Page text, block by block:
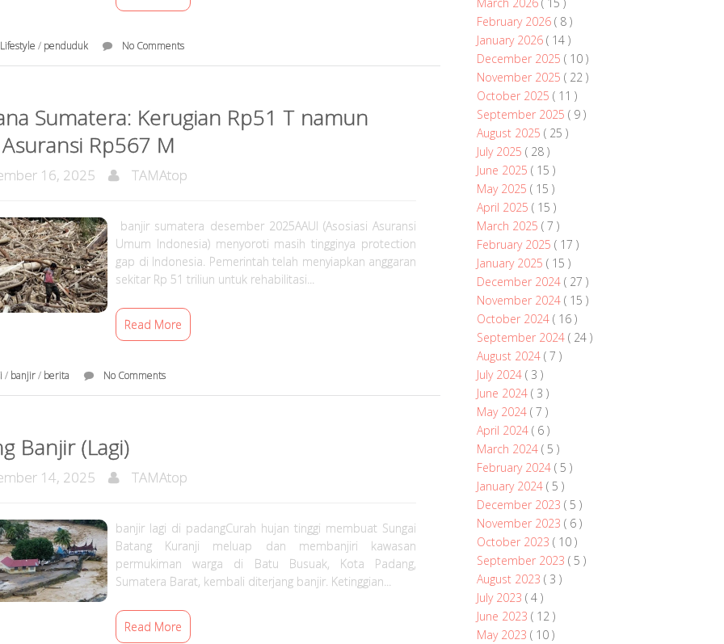
Lifestyle / penduduk No Comments
Sumatera: Kerugian Rp51 T namun
Rp567 M
16, 2025 TAMAtop
banjir sumatera desember 2025AAUI (Asosiasi Asuransi
Umum Indonesia) menyoroti masih tingginya protection
gap di Indonesia. Pemerintah telah menyiapkan anggaran
sekitar Rp 51 triliun untuk rehabilitasi...
Read More
/ banjir/ berita No Comments
Banjir (Lagi)
14, 2025 TAMAtop
banjir lagi di padangCurah hujan tinggi membuat Sungai
Batang Kuranji meluap dan membanjiri kawasan
permukiman warga di Batu Busuak, Kota Padang,
Sumatera Barat, kembali diterjang banjir. Ketinggian...
Read More
February 2026 ( 8 )
January 2026 ( 14 )
December 2025 ( 10 )
November 2025 ( 22 )
October 2025 ( 11 )
September 2025 ( 9 )
August 2025 ( 25 )
July 2025 ( 28 )
June 2025 ( 15 )
May 2025 ( 15 )
April 2025 ( 15 )
March 2025 ( 7 )
February 2025 ( 17 )
January 2025 ( 15 )
December 2024 ( 27 )
November 2024 ( 15 )
October 2024 ( 16 )
September 2024 ( 24 )
August 2024 ( 7 )
July 2024 ( 3 )
June 2024 ( 3 )
May 2024 ( 7 )
April 2024 ( 6 )
March 2024 ( 5 )
February 2024 ( 5 )
January 2024 ( 5 )
December 2023 ( 5 )
November 2023 ( 6 )
October 2023 ( 10 )
September 2023 ( 5 )
August 2023 ( 3 )
July 2023 ( 4 )
June 2023 ( 12 )
May 2023 ( 10 )